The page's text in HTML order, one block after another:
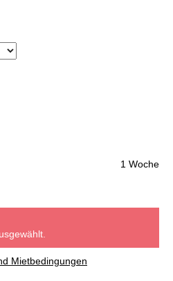
1 Woche
Mietbedingungen